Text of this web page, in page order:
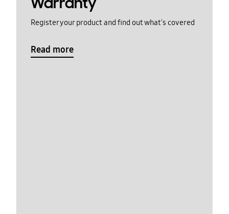
Register your product and find out what's covered
Read more